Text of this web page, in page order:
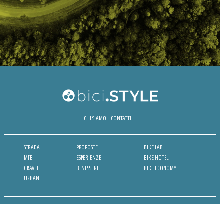
CHI SIAMO CONTATTI
STRADA
MTB
GRAVEL
URBAN
PROPOSTE
ESPERIENZE
BENESSERE
BIKE LAB
BIKE HOTEL
BIKE ECONOMY